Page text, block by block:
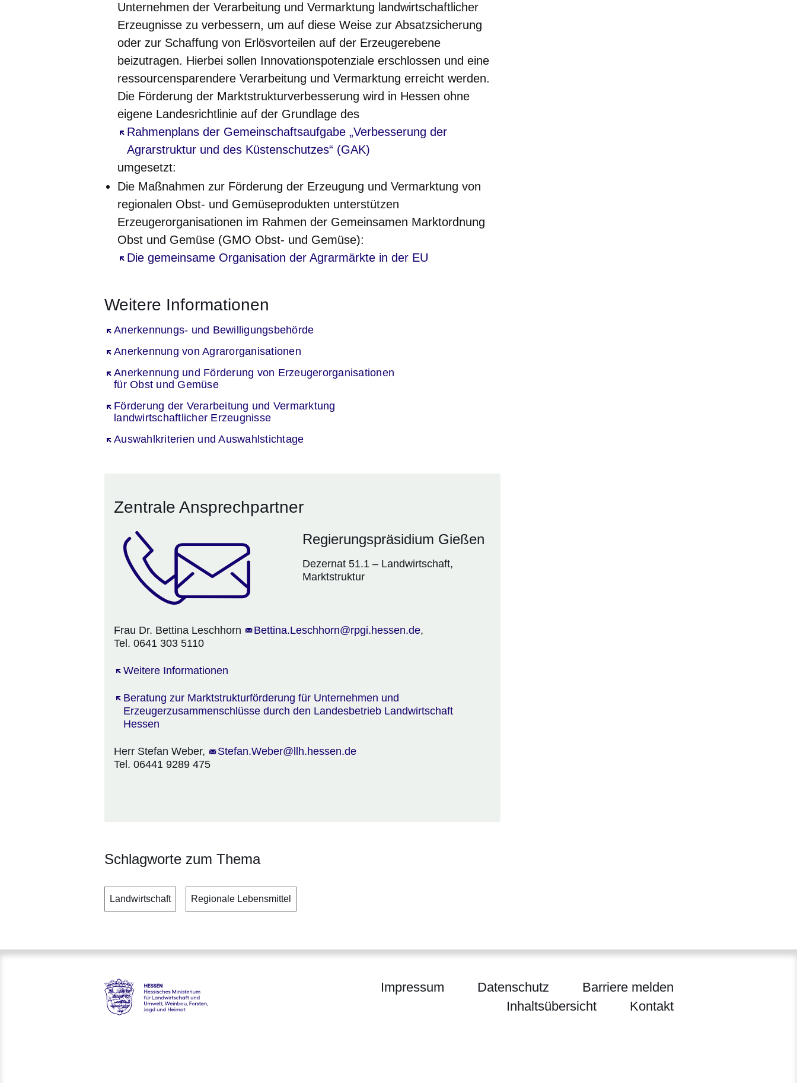
Unternehmen der Verarbeitung und Vermarktung landwirtschaftlicher
Erzeugnisse zu verbessern, um auf diese Weise zur Absatzsicherung
oder zur Schaffung von Erlösvorteilen auf der Erzeugerebene
beizutragen. Hierbei sollen Innovationspotenziale erschlossen und eine
ressourcensparendere Verarbeitung und Vermarktung erreicht werden.
Die Förderung der Marktstrukturverbesserung wird in Hessen ohne
eigene Landesrichtlinie auf der Grundlage des
Rahmenplans der Gemeinschaftsaufgabe „Verbesserung der
Agrarstruktur und des Küstenschutzes“ (GAK)
Öffnet sich in einem neuen Fenster
umgesetzt:
Die Maßnahmen zur Förderung der Erzeugung und Vermarktung von
regionalen Obst- und Gemüseprodukten unterstützen
Erzeugerorganisationen im Rahmen der Gemeinsamen Marktordnung
Obst und Gemüse (GMO Obst- und Gemüse):
Die gemeinsame Organisation der Agrarmärkte in der EU
Öffnet sich in einem neuen Fenster
Weitere Informationen
Anerkennungs- und Bewilligungsbehörde
Öffnet sich in einem neuen Fenster
Anerkennung von Agrarorganisationen
Öffnet sich in einem neuen Fenster
Anerkennung und Förderung von Erzeugerorganisationen
für Obst und Gemüse
Öffnet sich in einem neuen Fenster
Förderung der Verarbeitung und Vermarktung
landwirtschaftlicher Erzeugnisse
Öffnet sich in einem neuen Fenster
Auswahlkriterien und Auswahlstichtage
Öffnet sich in einem neuen Fenster
Zentrale Ansprechpartner
Regierungspräsidium Gießen
Dezernat 51.1 – Landwirtschaft,
Marktstruktur
Frau Dr. Bettina Leschhorn Bettina.Leschhorn@rpgi.hessen.de,
Tel. 0641 303 5110
Weitere Informationen
Öffnet sich in einem neuen Fenster
Beratung zur Marktstrukturförderung für Unternehmen und
Erzeugerzusammenschlüsse durch den Landesbetrieb Landwirtschaft
Hessen
Öffnet sich in einem neuen Fenster
Herr Stefan Weber, Stefan.Weber@llh.hessen.de
Öffnet sich in einem neuen Fenster
Tel. 06441 9289 475
Schlagworte zum Thema
Landwirtschaft Regionale Lebensmittel
Hessen - Hessisches Ministerium für Landwirtschaft und Umwelt, Weinbau, Forsten, Jagd und Heimat
Impressum Datenschutz
Barriere melden
Inhaltsübersicht
Kontakt